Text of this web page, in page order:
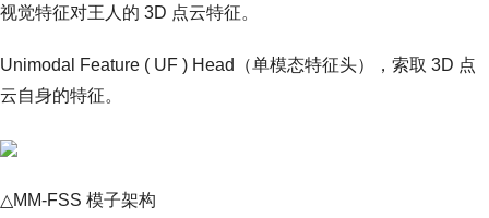
视觉特征对王人的 3D 点云特征。
Unimodal Feature ( UF ) Head（单模态特征头），索取 3D 点
云自身的特征。
△MM-FSS 模子架构